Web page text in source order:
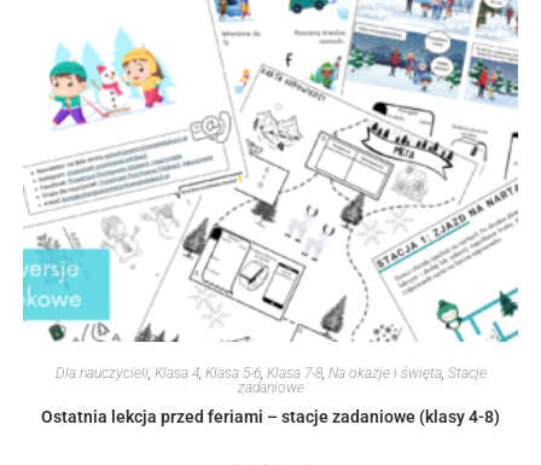
Dla nauczycieli, Klasa 4, Klasa 5-6, Klasa 7-8, Na okazje i święta, Stacje
zadaniowe
Ostatnia lekcja przed feriami – stacje zadaniowe (klasy 4-8)